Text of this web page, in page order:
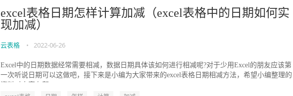
excel表格日期怎样计算加减（excel表格中的日期如何实
现加减）
云表格 • 2022-06-26
Excel中的日期数据经常需要相减，数据日期具体该如何进行相减呢?对于少用Excel的朋友应该第
一次听说日期可以这做吧，接下来是小编为大家带来的excel表格日期相减方法，希望小编整理的